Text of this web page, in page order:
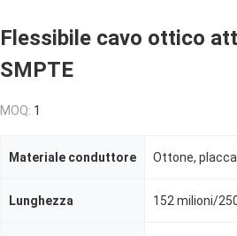
Flessibile cavo ottico
SMPTE
MOQ: 1
Materiale conduttore
Lunghezza 152 milioni/